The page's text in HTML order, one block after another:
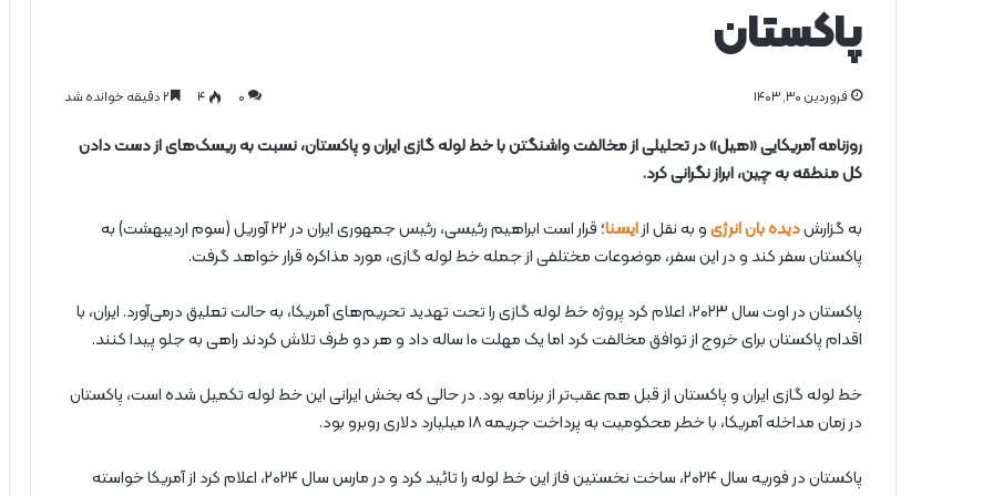
پاکستان
فروردین ۳۰, ۱۴۰۳ 0 ۴
روزنامه آمریکایی «هیل» در تحلیلی از مخالفت واشنگتن با خط لوله گازی ایران و پاکستان، نسبت به ریسک‌های از دست دادن
کل منطقه به چین، ابراز نگرانی کرد.
به گزارشدیده بان انرژیو به نقل ازایسنا
؛ قرار است ابراهیم رئیسی، رئیس جمهوری ایران در ۲۲ آوریل (سوم اردیبهشت) به
پاکستان سفر کند و در این سفر، موضوعات مختلفی از جمله خط لوله گازی، مورد مذاکره قرار خواهد گرفت.
پاکستان در اوت سال ۲۰۲۳، اعلام کرد پروژه خط لوله گازی را تحت تهدید تحریم‌های آمریکا، به حالت تعلیق درمی‌آورد. ایران، با
اقدام پاکستان برای خروج از توافق مخالفت کرد اما یک مهلت ۱۰ ساله داد و هر دو طرف تلاش کردند راهی به جلو پیدا کنند.
خط لوله گازی ایران و پاکستان از قبل هم عقب‌تر از برنامه بود. در حالی که بخش ایرانی این خط لوله تکمیل شده است، پاکستان
در زمان مداخله آمریکا، با خطر محکومیت به پرداخت جریمه ۱۸ میلیارد دلاری روبرو بود.
پاکستان در فوریه سال ۲۰۲۴، ساخت نخستین فاز این خط لوله را تائید کرد و در مارس سال ۲۰۲۴، اعلام کرد از آمریکا خواسته